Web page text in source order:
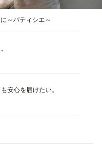
～パティシエ～
安心を届けたい。